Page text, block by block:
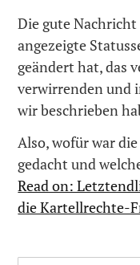
Die gute
angezeigte
geändert hat, das
verwirrenden und
wir beschrieben
Also, wofür war
gedacht und
Read on:
die Kartellrechte-